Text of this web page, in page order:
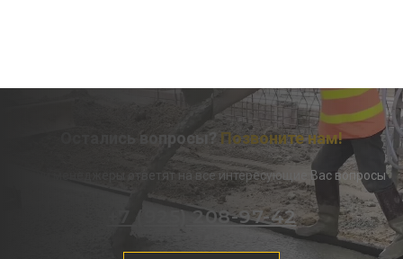
Остались вопросы? Позвоните нам!
Наши менеджеры ответят на все интересующие Вас вопросы
+7 (925) 208-97-42